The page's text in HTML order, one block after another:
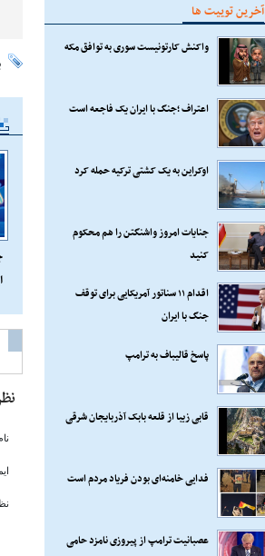
آخرین توییت ها
واکنش کارتونیست سوری به توافق مکه
اعتراف ؛جنگ با ایران یک فاجعه است
اوکراین به یک کشتی ترکیه حمله کرد
جنایات امروز واشنگتن را هم محکوم
کنید
اقدام ۱۱ سناتور آمریکایی برای توقف
جنگ با ایران
پاسخ قالیباف به ترامپ
قابی زیبا از قلعه بابک آذربایجان شرقی
فدایی خامنه‌ای بودن فریاد مردم است
عصبانیت ترامپ از پیروزی نامزد حامی